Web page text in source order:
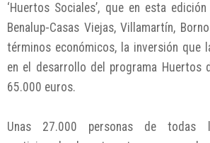
‘Huertos Sociales’, que en esta
Benalup-Casas Viejas, Villamartín,
términos económicos, la inversión que
en el desarrollo del programa Huertos
65.000 euros.
Unas 27.000 personas de todas